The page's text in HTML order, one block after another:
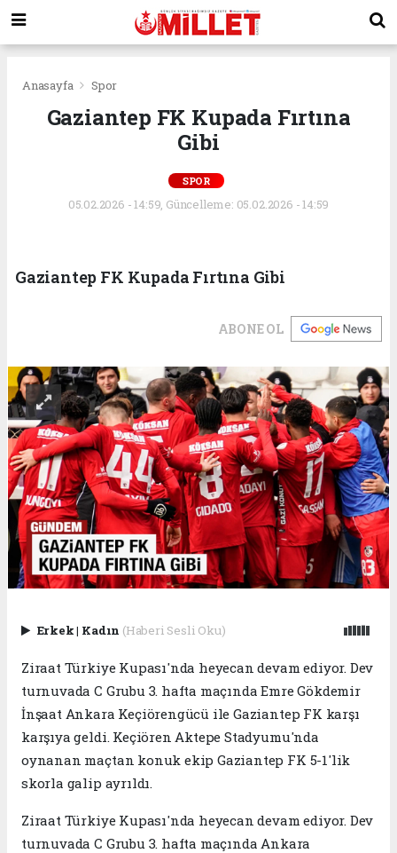
Anasayfa Spor
Gaziantep FK Kupada Fırtına
Gibi
SPOR
05.02.2026 - 14:59, Güncelleme: 05.02.2026 - 14:59
Gaziantep FK Kupada Fırtına Gibi
ABONE OL
Erkek| Kadın (Haberi Sesli Oku)
Ziraat Türkiye Kupası'nda heyecan devam ediyor. Dev
turnuvada C Grubu 3. hafta maçında Emre Gökdemir
İnşaat Ankara Keçiörengücü ile Gaziantep FK karşı
karşıya geldi. Keçiören Aktepe Stadyumu'nda
oynanan maçtan konuk ekip Gaziantep FK 5-1'lik
skorla galip ayrıldı.
Ziraat Türkiye Kupası'nda heyecan devam ediyor. Dev
turnuvada C Grubu 3. hafta maçında Ankara